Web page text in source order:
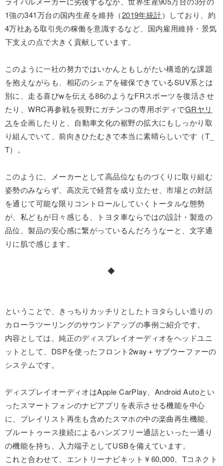
1強の341万台の国内生産を維持（2019年統計）しており、約
4万社ある取引先の稼働を意識するなど、国内雇用維持・景気
下支えの点で大きく貢献しています。
このように一社の努力ではいかんともしがたい構造的な課題
を抱えながらも、相応のシェアを確保できているSUV系とは
別に、走る喜びwを伝える86のようなFRスポーツを復活させ
たり、WRC再参戦を視野にガチンコの専用ボディでGRヤリ
スを企画したりと、自動車文化の裾野の拡大にもしっかり取
り組んでいて、前向きひたむきで本当に素晴らしいです（T_
T）。
このように、メーカーとして高品位なものづくりに取り組む
姿勢のみならず、高次元で経営を成り立たせ、市場との対話
を通じて可能な限りコントロールしていくトータルな態勢
が、私どもが日々感じる、トヨタ車ならではの設計・製造の
品位、製品の安心感に繋がっているんだろうなーと、文字通
りに肌で感じます。
◆
ということで、きっちりカッチリとしたトヨタらしい造りの
カローラツーリングのサウンドアップの事例ご紹介です。
内容としては、純正のディスプレイオーディオをヘッドユニ
ットとして、DSPを使ったフロント2way＋サブウーファーの
システムです。
ディスプレイオーディオはApple CarPlay、Android Autoとい
ったスマートフォンのナビアプリを表示させる機能を中心
に、プレイリスト再生も含めたスマホの中の楽曲再生機能、
ブルートゥース接続によるハンズフリー通話といった一通り
の機能を持ち、入力端子としてUSBを備えています。
これと合わせて、エントリーナビキット￥60,000、Tコネクト